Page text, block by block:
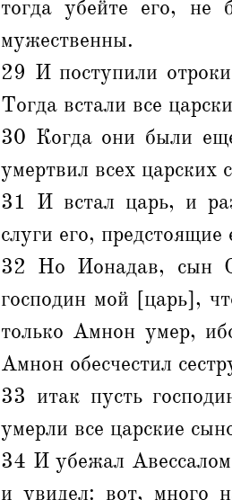
тогда убейте его, не
мужественны.
29 И поступили
Тогда встали все
30 Когда они были
умертвил всех царских
31 И встал царь, и
слуги его,
32 Но Ионадав, сын
господин мой [царь],
только Амнон умер,
Амнон обесчестил
33 итак пусть
умерли все царские
34 И убежал
и увидел: вот, много